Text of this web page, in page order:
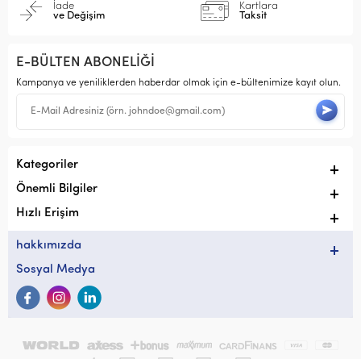
İade
ve Değişim
Kartlara
Taksit
E-BÜLTEN ABONELİĞİ
Kampanya ve yeniliklerden haberdar olmak için e-bültenimize kayıt olun.
Kategoriler
Önemli Bilgiler
Hızlı Erişim
hakkımızda
Sosyal Medya